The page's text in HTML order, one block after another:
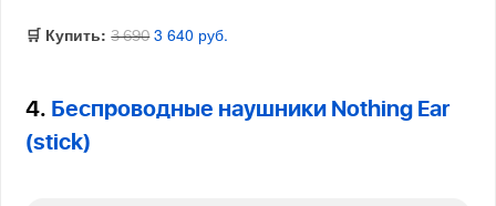
🛒 Купить: 3 690 3 640 руб.
4. Беспроводные наушники Nothing Ear
(stick)